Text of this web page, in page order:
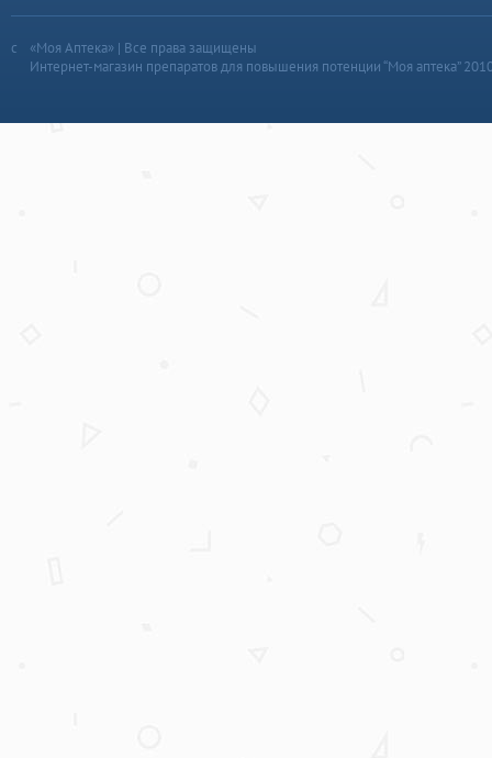
«Моя Аптека» | Все права защищены
Интернет-магазин препаратов для повышения потенции “Моя аптека”